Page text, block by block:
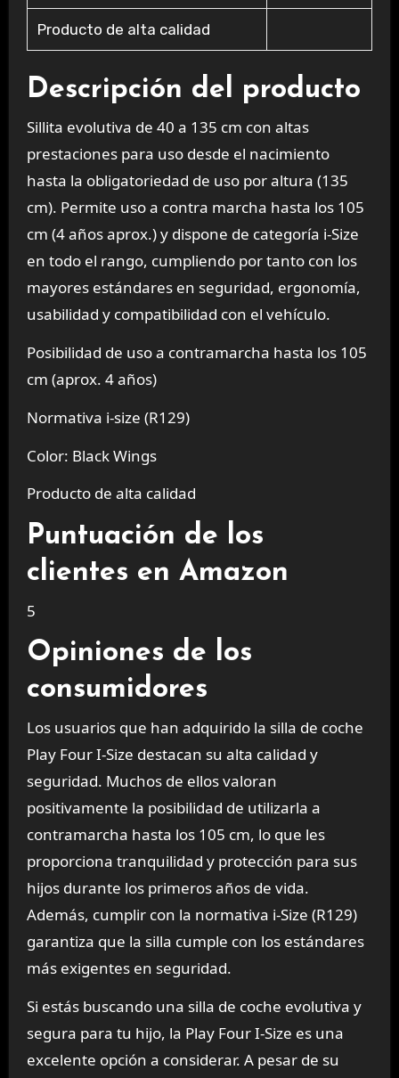
Producto de alta calidad
Descripción del producto
Sillita evolutiva de 40 a 135 cm con altas
prestaciones para uso desde el nacimiento
hasta la obligatoriedad de uso por altura (135
cm). Permite uso a contra marcha hasta los 105
cm (4 años aprox.) y dispone de categoría i-Size
en todo el rango, cumpliendo por tanto con los
mayores estándares en seguridad, ergonomía,
usabilidad y compatibilidad con el vehículo.
Posibilidad de uso a contramarcha hasta los 105
cm (aprox. 4 años)
Normativa i-size (R129)
Color: Black Wings
Producto de alta calidad
Puntuación de los
clientes en Amazon
5
Opiniones de los
consumidores
Los usuarios que han adquirido la silla de coche
Play Four I-Size destacan su alta calidad y
seguridad. Muchos de ellos valoran
positivamente la posibilidad de utilizarla a
contramarcha hasta los 105 cm, lo que les
proporciona tranquilidad y protección para sus
hijos durante los primeros años de vida.
Además, cumplir con la normativa i-Size (R129)
garantiza que la silla cumple con los estándares
más exigentes en seguridad.
Si estás buscando una silla de coche evolutiva y
segura para tu hijo, la Play Four I-Size es una
excelente opción a considerar. A pesar de su